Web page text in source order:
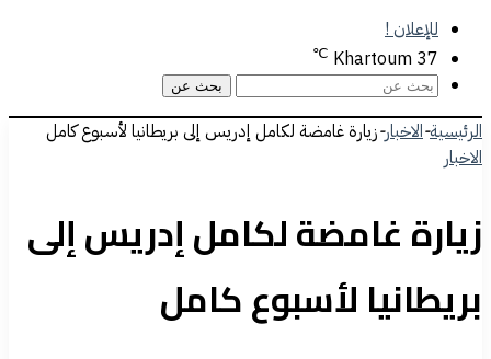
للإعلان !
Khartoum 37
℃
بحث عن
الرئيسية-الاخبار-زيارة غامضة لكامل إدريس إلى بريطانيا لأسبوع كامل
الاخبار
زيارة غامضة لكامل إدريس إلى
بريطانيا لأسبوع كامل